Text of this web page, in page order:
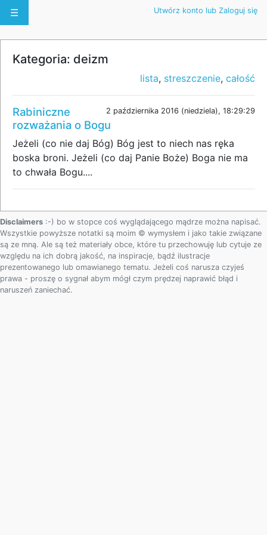
☰ Utwórz konto lub Zaloguj się
Kategoria: deizm
lista, streszczenie, całość
2 października 2016 (niedziela), 18:29:29
Rabiniczne
rozważania o Bogu
Jeżeli (co nie daj Bóg) Bóg jest to niech nas ręka
boska broni. Jeżeli (co daj Panie Boże) Boga nie ma
to chwała Bogu....
Disclaimers :-) bo w stopce coś wyglądającego mądrze można napisać.
Wszystkie powyższe notatki są moim © wymysłem i jako takie związane
są ze mną. Ale są też materiały obce, które tu przechowuję lub cytuje ze
względu na ich dobrą jakość, na inspiracje, bądź ilustracje
prezentowanego lub omawianego tematu. Jeżeli coś narusza czyjeś
prawa - proszę o sygnał abym mógł czym prędzej naprawić błąd i
naruszeń zaniechać.